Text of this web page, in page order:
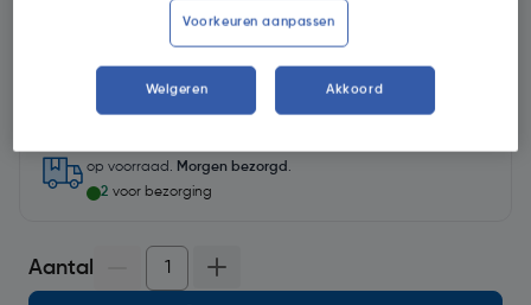
Selecteer winkel - Bekijk voorraadniveaus en haal binnen 10
minuten op
Selecteer vestiging
op voorraad. Morgen bezorgd .
2 voor bezorging
Aantal
Voorkeuren aanpassen
Weigeren Akkoord